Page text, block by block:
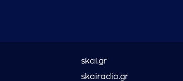
skai.gr
skairadio.gr